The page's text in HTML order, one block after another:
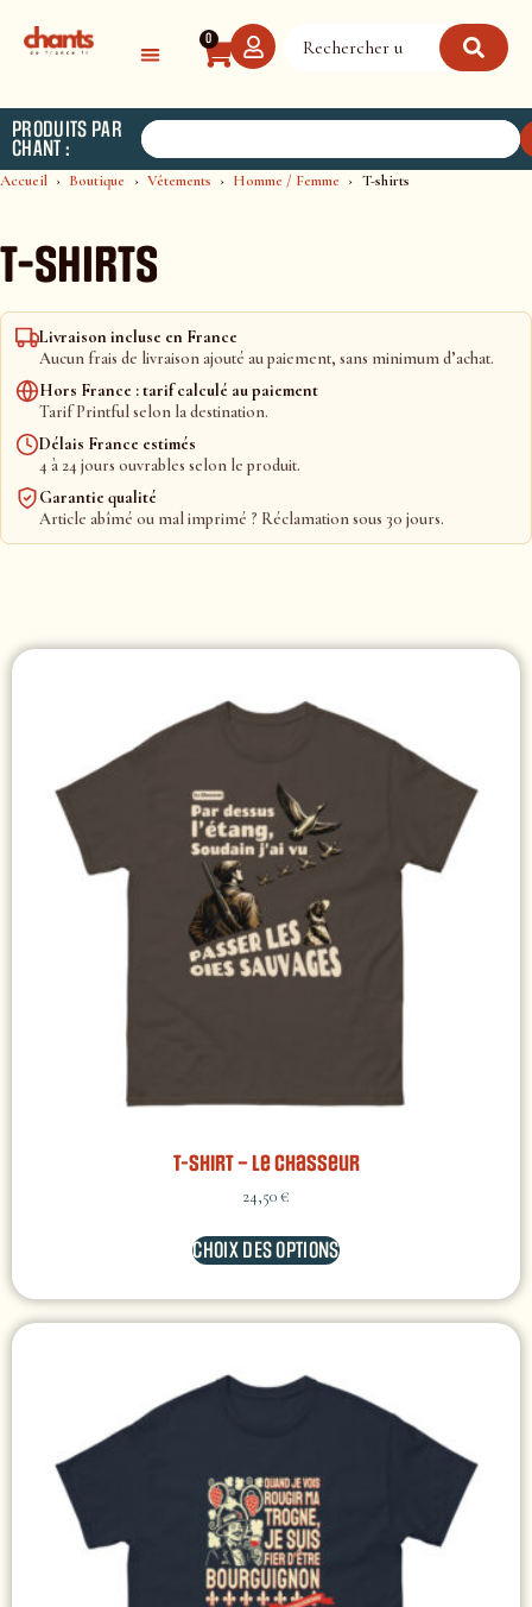
0
PRODUITS PAR
CHANT :
Accueil Boutique Vêtements Homme / Femme T-shirts
T-shirts
Livraison incluse en France
Aucun frais de livraison ajouté au paiement, sans minimum d’achat.
Hors France : tarif calculé au paiement
Tarif Printful selon la destination.
Délais France estimés
4 à 24 jours ouvrables selon le produit.
Garantie qualité
Article abîmé ou mal imprimé ? Réclamation sous 30 jours.
T-shirt – Le Chasseur
24,50€
CHOIX DES OPTIONS